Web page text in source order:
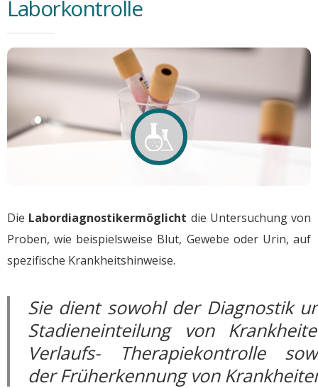
Laborkontrolle
Die Labordiagnostikermöglicht die Untersuchung von
Proben, wie beispielsweise Blut, Gewebe oder Urin, auf
spezifische Krankheitshinweise.
Sie dient sowohl der Diagnostik
Stadieneinteilung von
Verlaufs- Therapiekontrolle
der Früherkennung von